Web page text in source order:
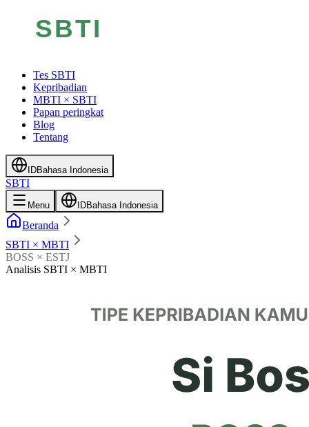
Tes SBTI
Kepribadian
MBTI × SBTI
Papan peringkat
Blog
Tentang
IDBahasa Indonesia
SBTI
Menu IDBahasa Indonesia
Beranda
SBTI × MBTI
BOSS × ESTJ
Analisis SBTI × MBTI